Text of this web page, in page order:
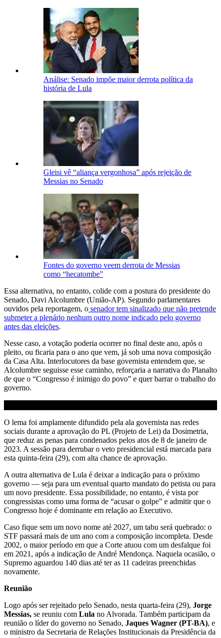
Análise: Senado impõe maior derrota política da
história de Lula
Gleisi vê “aliança vergonhosa” após rejeição de
Messias no Senado
Fontes do governo veem derrota de Messias
como “hecatombe”
Essa alternativa, no entanto, colide com a postura do presidente do
Senado, Davi Alcolumbre (União-AP). Segundo parlamentares
ouvidos pela reportagem, o senador tem sinalizado que não pretende
submeter a plenário nenhum outro nome indicado pelo governo
antes das eleições.
Nesse caso, a votação poderia ocorrer no final deste ano, após o
pleito, ou ficaria para o ano que vem, já sob uma nova composição
da Casa Alta. Interlocutores da base governista entendem que, se
Alcolumbre seguisse esse caminho, reforçaria a narrativa do Planalto
de que o “Congresso é inimigo do povo” e quer barrar o trabalho do
governo.
O lema foi amplamente difundido pela ala governista nas redes
sociais durante a aprovação do PL (Projeto de Lei) da Dosimetria,
que reduz as penas para condenados pelos atos de 8 de janeiro de
2023. A sessão para derrubar o veto presidencial está marcada para
esta quinta-feira (29), com alta chance de aprovação.
A outra alternativa de Lula é deixar a indicação para o próximo
governo — seja para um eventual quarto mandato do petista ou para
um novo presidente. Essa possibilidade, no entanto, é vista por
congressistas como uma forma de “acusar o golpe” e admitir que o
Congresso hoje é dominante em relação ao Executivo.
Caso fique sem um novo nome até 2027, um tabu será quebrado: o
STF passará mais de um ano com a composição incompleta. Desde
2002, o maior período em que a Corte atuou com um desfalque foi
em 2021, após a indicação de André Mendonça. Naquela ocasião, o
Supremo aguardou 140 dias até ter as 11 cadeiras preenchidas
novamente.
Reunião
Logo após ser rejeitado pelo Senado, nesta quarta-feira (29), Jorge
Messias, se reuniu com Lula no Alvorada. Também participam da
reunião o líder do governo no Senado, Jaques Wagner (PT-BA), e
o ministro da Secretaria de Relações Institucionais da Presidência da